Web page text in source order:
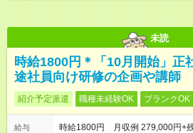
未読
時給1800円＊「10月開始」正
途社員向け研修の企画や講師
紹介予定派遣 職種未経験OK ブランクOK
給与
時給1800円 月収例 279,000円+